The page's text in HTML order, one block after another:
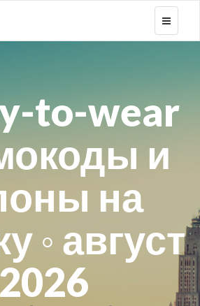
Toggle
to-wear
и
на
◦ август
2026